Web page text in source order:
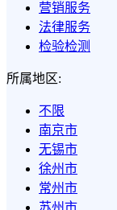
营销服务
法律服务
检验检测
所属地区:
不限
南京市
无锡市
徐州市
常州市